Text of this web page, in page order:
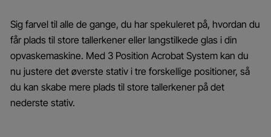
Sig farvel til alle de gange, du har spekuleret på, hvordan du
får plads til store tallerkener eller langstilkede glas i din
opvaskemaskine. Med 3 Position Acrobat System kan du
nu justere det øverste stativ i tre forskellige positioner, så
du kan skabe mere plads til store tallerkener på det
nederste stativ.